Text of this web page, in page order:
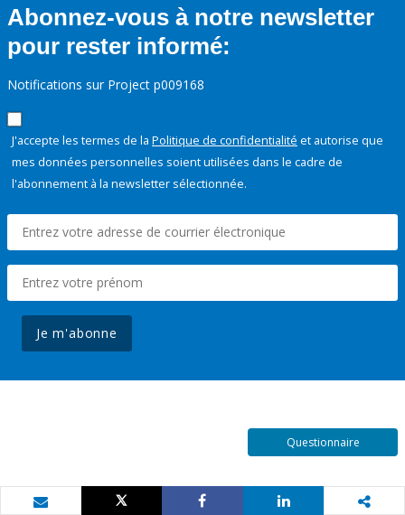
Abonnez-vous à notre newsletter
pour rester informé:
Notifications sur Project p009168
J'accepte les termes de la Politique de confidentialité et autorise que
mes données personnelles soient utilisées dans le cadre de
l'abonnement à la newsletter sélectionnée.
Je m'abonne
Questionnaire